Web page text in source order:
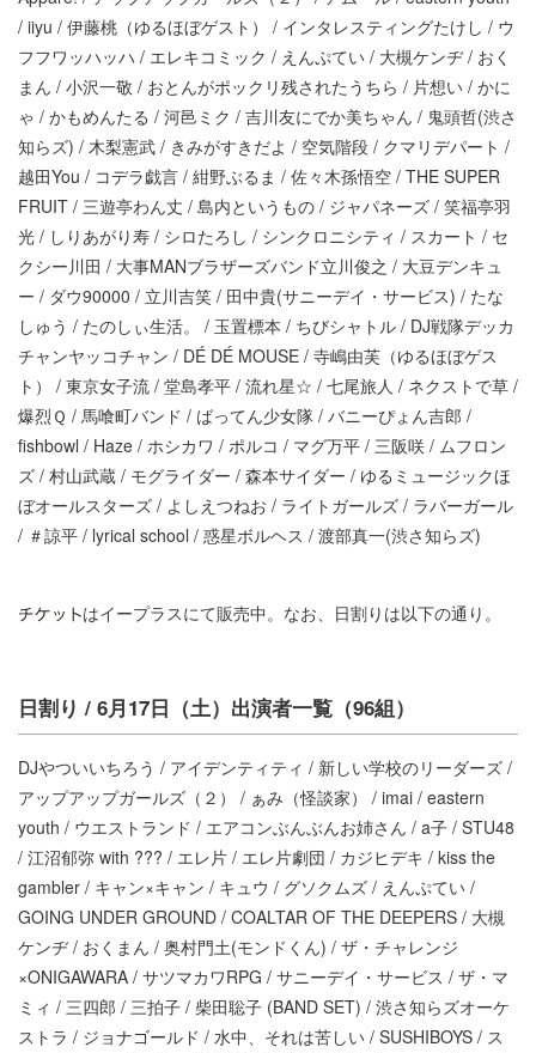
/ iiyu / 伊藤桃（ゆるほぼゲスト） / インタレスティングたけし / ウ
フフワッハッハ / エレキコミック / えんぷてい / 大槻ケンヂ / おく
まん / 小沢一敬 / おとんがポックリ残されたうちら / 片想い / かに
ゃ / かもめんたる / 河邑ミク / 吉川友にでか美ちゃん / 鬼頭哲(渋さ
知らズ) / 木梨憲武 / きみがすきだよ / 空気階段 / クマリデパート /
越田You / コデラ戯言 / 紺野ぶるま / 佐々木孫悟空 / THE SUPER
FRUIT / 三遊亭わん丈 / 島内というもの / ジャパネーズ / 笑福亭羽
光 / しりあがり寿 / シロたろし / シンクロニシティ / スカート / セ
クシー川田 / 大事MANブラザーズバンド立川俊之 / 大豆デンキュ
ー / ダウ90000 / 立川吉笑 / 田中貴(サニーデイ・サービス) / たな
しゅう / たのしぃ生活。 / 玉置標本 / ちびシャトル / DJ戦隊デッカ
チャンヤッコチャン / DÉ DÉ MOUSE / 寺嶋由芙（ゆるほぼゲス
ト） / 東京女子流 / 堂島孝平 / 流れ星☆ / 七尾旅人 / ネクストで草 /
爆烈Ｑ / 馬喰町バンド / ばってん少女隊 / バニーぴょん吉郎 /
fishbowl / Haze / ホシカワ / ポルコ / マグ万平 / 三阪咲 / ムフロン
ズ / 村山武蔵 / モグライダー / 森本サイダー / ゆるミュージックほ
ぼオールスターズ / よしえつねお / ライトガールズ / ラバーガール
/ ＃諒平 / lyrical school / 惑星ボルヘス / 渡部真一(渋さ知らズ)
はイープラスにて販売中。なお、日割りは以下の通り。
日割り / 6月17日（土）出演者一覧（96組）
DJやついいちろう / アイデンティティ / 新しい学校のリーダーズ /
アップアップガールズ（２） / ぁみ（怪談家） / imai / eastern
youth / ウエストランド / エアコンぶんぶんお姉さん / a子 / STU48
/ 江沼郁弥 with ??? / エレ片 / エレ片劇団 / カジヒデキ / kiss the
gambler / キャン×キャン / キュウ / グソクムズ / えんぷてい /
GOING UNDER GROUND / COALTAR OF THE DEEPERS / 大槻
ケンヂ / おくまん / 奥村門土(モンドくん) / ザ・チャレンジ
×ONIGAWARA / サツマカワRPG / サニーデイ・サービス / ザ・マ
ミィ / 三四郎 / 三拍子 / 柴田聡子 (BAND SET) / 渋さ知らズオーケ
ストラ / ジョナゴールド / 水中、それは苦しい / SUSHIBOYS / ス